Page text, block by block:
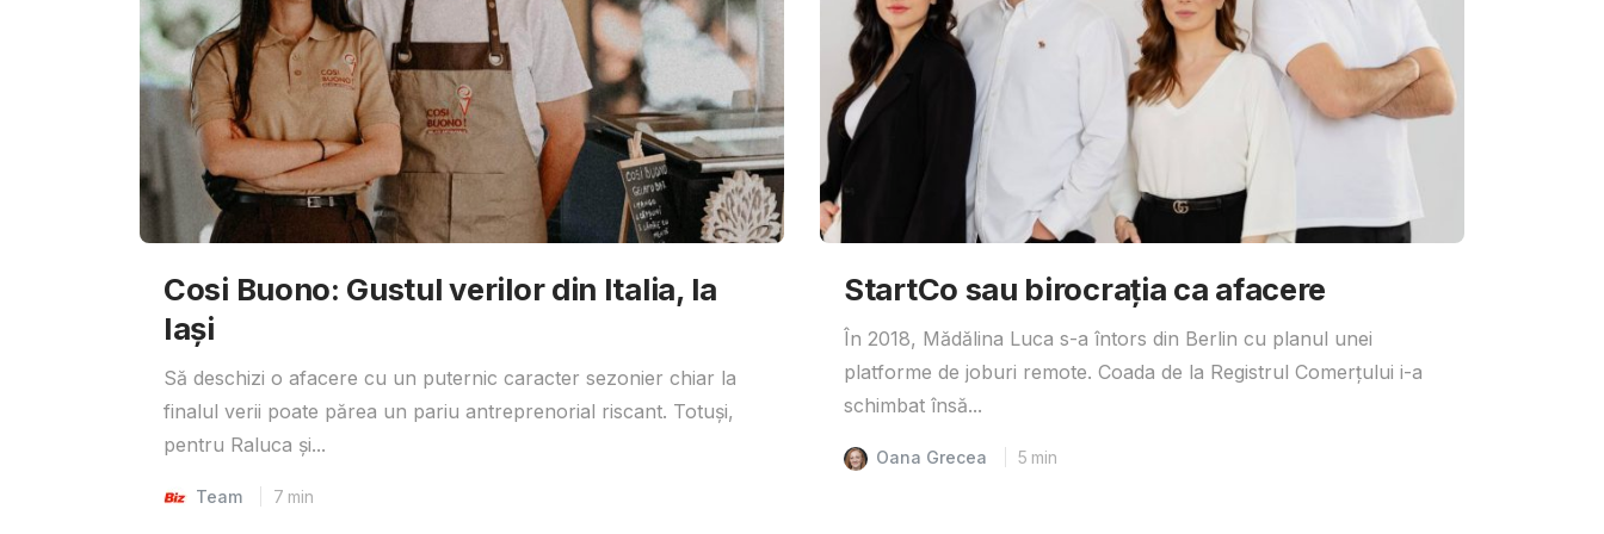
Cosi Buono: Gustul verilor din Italia, la
Iași
Să deschizi o afacere cu un puternic caracter sezonier chiar la
finalul verii poate părea un pariu antreprenorial riscant. Totuși,
pentru Raluca și...
Team 7 min
StartCo sau birocrația ca afacere
În 2018, Mădălina Luca s-a întors din Berlin cu planul unei
platforme de joburi remote. Coada de la Registrul Comerțului i-a
schimbat însă...
Oana Grecea 5 min